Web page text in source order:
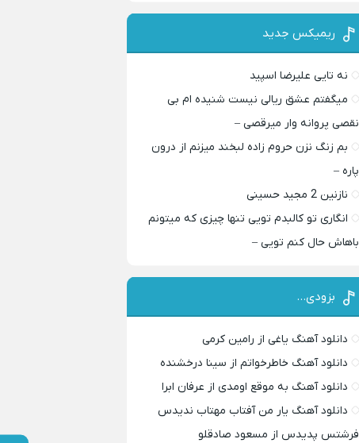
ریمیکس جدید
نه تایی علیرضا اسپید
میگفتم عشق ریالی نیست شنیده ام بی
نقصی پروانه وار میرقصی –
بم زنگ نزن حروم زاده لبخند میزنم از درون
پاره –
نازنین 2 مجید حسینی
انگاری تو کالبدم تویی تنها چیزی که میتونم
باهاش حال کنم تویی –
بزودی…
دانلود آهنگ یاغی از رامین کرمی
دانلود آهنگ خاطرخواتم از سینا درخشنده
دانلود آهنگ به موقع اومدی از عرفان ابرا
دانلود آهنگ یار من آفتاب مهتاب ندیدس
فرشتس پدیدس از مسعود صادقلو